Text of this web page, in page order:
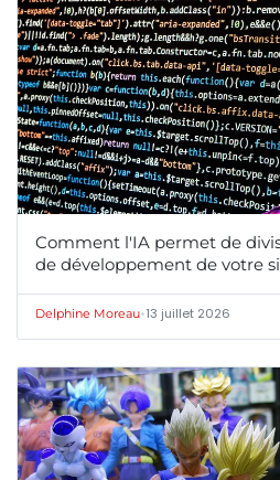
Comment l'IA permet de
de développement de votre
Delphine Moreau•13 juillet 2026